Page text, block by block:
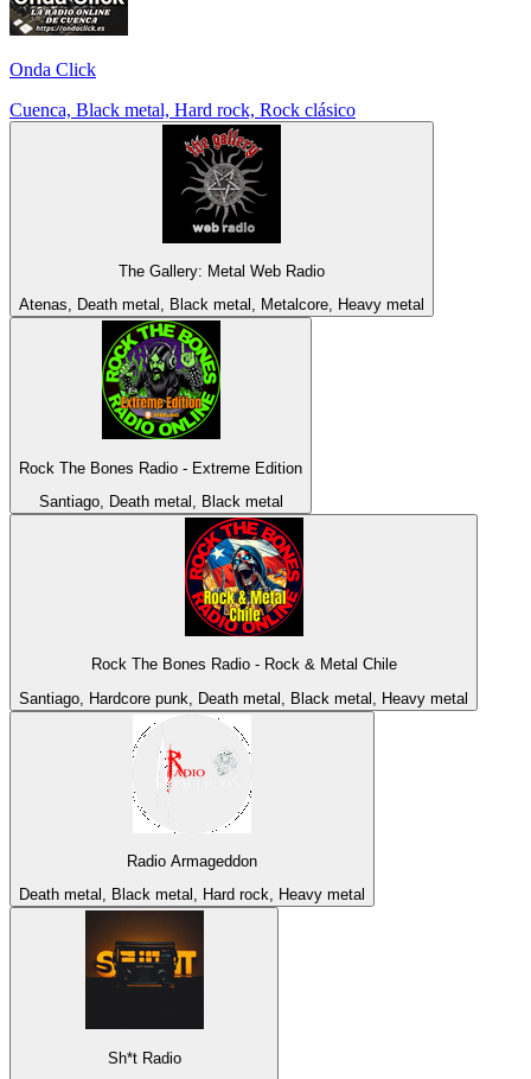
Onda Click
Cuenca, Black metal, Hard rock, Rock clásico
The Gallery: Metal Web Radio
Atenas, Death metal, Black metal, Metalcore, Heavy metal
Rock The Bones Radio - Extreme Edition
Santiago, Death metal, Black metal
Rock The Bones Radio - Rock & Metal Chile
Santiago, Hardcore punk, Death metal, Black metal, Heavy metal
Radio Armageddon
Death metal, Black metal, Hard rock, Heavy metal
Sh*t Radio